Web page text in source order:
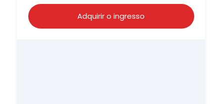
Adquirir o ingresso